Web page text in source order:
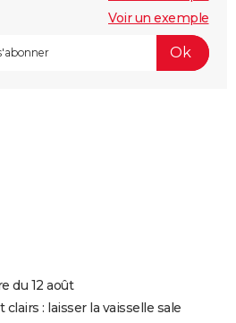
Voir un exemple
du 12 août
: laisser la vaisselle sale